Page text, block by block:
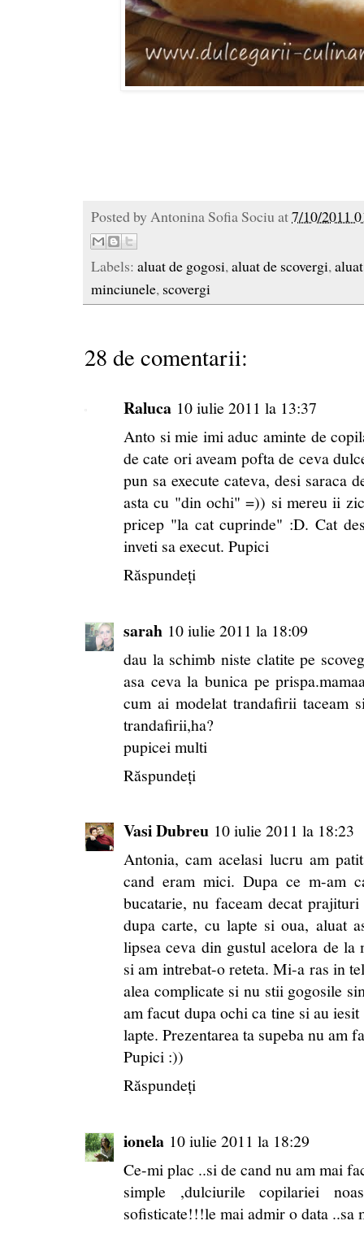
Posted by Antonina Sofia Sociu at7/10/2011
Labels: aluat de gogosi,aluat de scovergi,
minciunele, scovergi
28 de comentarii:
Raluca 10 iulie 2011 la 13:37
Anto si mie imi aduc aminte de
de cate ori aveam pofta de ceva
pun sa execute cateva, desi saraca
asta cu "din ochi" =)) si mereu ii
pricep "la cat cuprinde" :D. Cat
inveti sa execut. Pupici
Răspundeți
sarah 10 iulie 2011 la 18:09
dau la schimb niste clatite pe
asa ceva la bunica pe
cum ai modelat trandafirii taceam
trandafirii,ha?
pupicei multi
Răspundeți
Vasi Dubreu 10 iulie 2011 la 18:23
Antonia, cam acelasi lucru am
cand eram mici. Dupa ce m-am
bucatarie, nu faceam decat
dupa carte, cu lapte si oua, aluat
lipsea ceva din gustul acelora de la
si am intrebat-o reteta. Mi-a ras in
alea complicate si nu stii gogosile
am facut dupa ochi ca tine si au
lapte. Prezentarea ta supeba nu am
Pupici :))
Răspundeți
ionela 10 iulie 2011 la 18:29
Ce-mi plac ..si de cand nu am mai
simple ,dulciurile copilariei
sofisticate!!!le mai admir o data ..sa